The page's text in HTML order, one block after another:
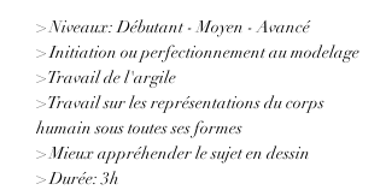
> Niveaux: Débutant - Moyen - Avancé
> Initiation ou perfectionnement au modelage
> Travail de l'argile
> Travail sur les représentations du corps
humain sous toutes ses formes
> Mieux appréhender le sujet en dessin
> Durée: 3h